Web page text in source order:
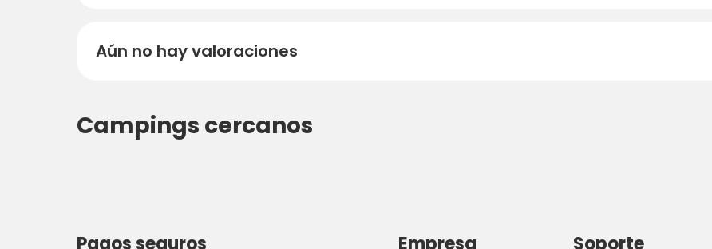
Aún no hay valoraciones
Campings cercanos
Pagos seguros Empresa Soporte